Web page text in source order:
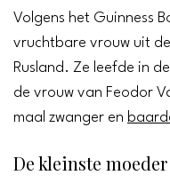
Volgens het Guinness
vruchtbare vrouw uit
Rusland. Ze leefde in
de vrouw van Feodor
maal zwanger en
De kleinste moeder